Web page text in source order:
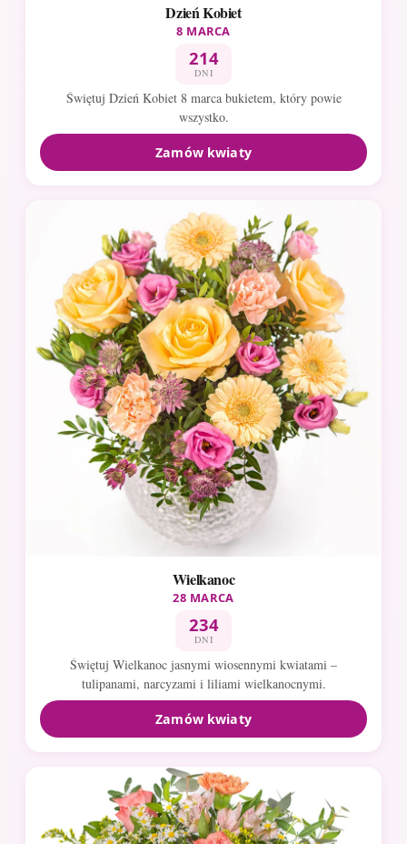
Dzień Kobiet
8 MARCA
214
DNI
Świętuj Dzień Kobiet 8 marca bukietem, który powie
wszystko.
Zamów kwiaty
Wielkanoc
28 MARCA
234
DNI
Świętuj Wielkanoc jasnymi wiosennymi kwiatami –
tulipanami, narcyzami i liliami wielkanocnymi.
Zamów kwiaty